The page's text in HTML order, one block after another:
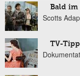
Bald im
Scotts
TV-